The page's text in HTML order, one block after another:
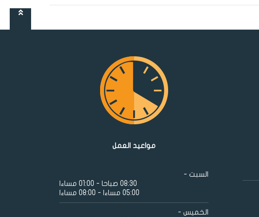
مواعيد العمل
السبت -
08:30 صباحا - 01:00 مساءا
05:00 مساءا - 08:00 مساءا
الخميس -